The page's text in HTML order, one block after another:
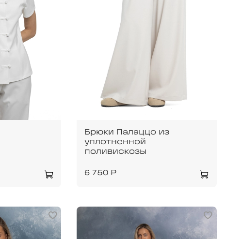
Брюки Палаццо из
уплотненной
поливискозы
6 750 ₽